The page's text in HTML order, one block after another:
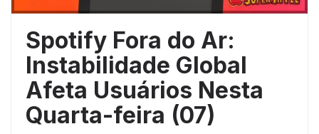
Spotify Fora do Ar:
Instabilidade Global
Afeta Usuários Nesta
Quarta-feira (07)